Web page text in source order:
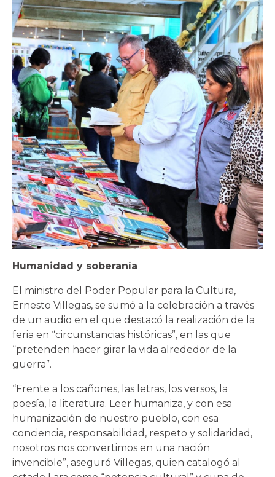
Humanidad y soberanía
El ministro del Poder Popular para la Cultura,
Ernesto Villegas, se sumó a la celebración a través
de un audio en el que destacó la realización de la
feria en “circunstancias históricas”, en las que
“pretenden hacer girar la vida alrededor de la
guerra”.
“Frente a los cañones, las letras, los versos, la
poesía, la literatura. Leer humaniza, y con esa
humanización de nuestro pueblo, con esa
conciencia, responsabilidad, respeto y solidaridad,
nosotros nos convertimos en una nación
invencible”, aseguró Villegas, quien catalogó al